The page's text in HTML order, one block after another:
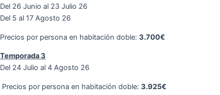
Del 26 Junio al 23 Julio 26
Del 5 al 17 Agosto 26
Precios por persona en habitación doble: 3.700€
Temporada 3
Del 24 Julio al 4 Agosto 26
Precios por persona en habitación doble: 3.925€